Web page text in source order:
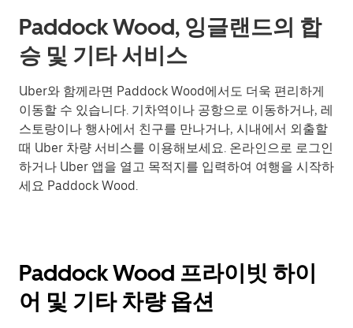
Paddock Wood, 잉글랜드의 합
승 및 기타 서비스
Uber와 함께라면 Paddock Wood에서도 더욱 편리하게
이동할 수 있습니다. 기차역이나 공항으로 이동하거나, 레
스토랑이나 행사에서 친구를 만나거나, 시내에서 외출할
때 Uber 차량 서비스를 이용해보세요. 온라인으로 로그인
하거나 Uber 앱을 열고 목적지를 입력하여 여행을 시작하
세요 Paddock Wood.
Paddock Wood 프라이빗 하이
어 및 기타 차량 옵션